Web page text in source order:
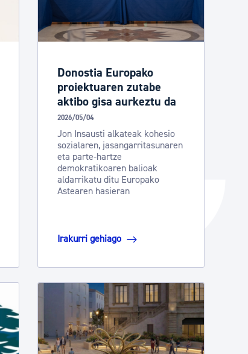
Izapideen katalogoa
Tramitaziorako laguntza
Donostia Europako
proiektuaren zutabe
aktibo gisa aurkeztu da
2026/05/04
Jon Insausti alkateak kohesio
sozialaren, jasangarritasunaren
eta parte-hartze
demokratikoaren balioak
aldarrikatu ditu Europako
Astearen hasieran
Irakurri gehiago